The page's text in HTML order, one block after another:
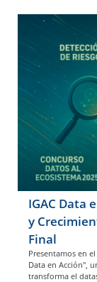
IGAC Data
y
Final
Presentamos en
Data en Acción",
transforma el